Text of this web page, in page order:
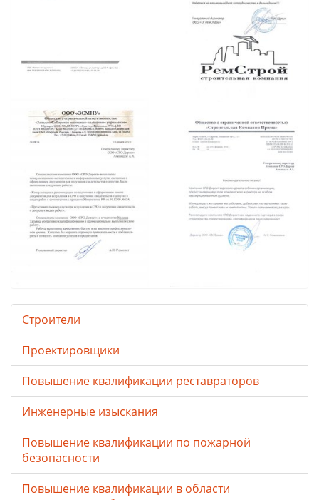
Строители
Проектировщики
Повышение квалификации реставраторов
Инженерные изыскания
Повышение квалификации по пожарной
безопасности
Повышение квалификации в области